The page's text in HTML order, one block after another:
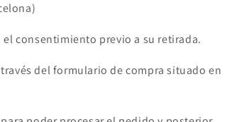
consentimiento previo a su retirada.
del formulario de compra situado en